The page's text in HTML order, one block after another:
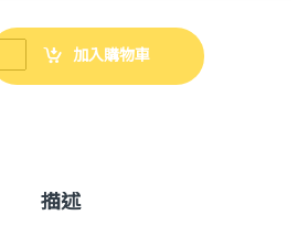
紋長背架 ABS 鐵衣 背架 quantity
加入購物車
描述